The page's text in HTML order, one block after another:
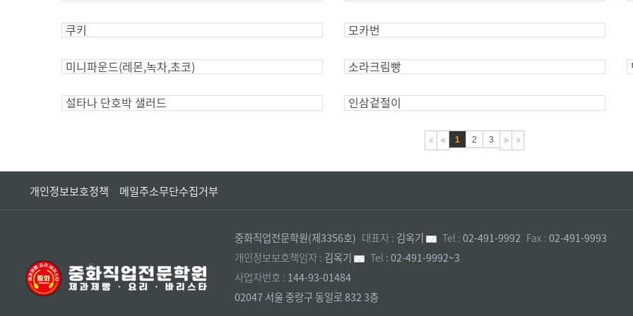
쿠키 모카번
미니파운드(레몬,녹차,초코) 소라크림빵
설타나 단호박 샐러드 인삼겉절이
1 2 3
개인정보보호정책 메일주소무단수집거부
중화직업전문학원(제3356호) 대표자 : 김옥기 Tel :02-491-9992 Fax :02-491-9993
개인정보보호책임자 : 김옥기 Tel :02-491-9992~3
사업자번호 : 144-93-01484
02047 서울 중랑구 동일로 832 3층